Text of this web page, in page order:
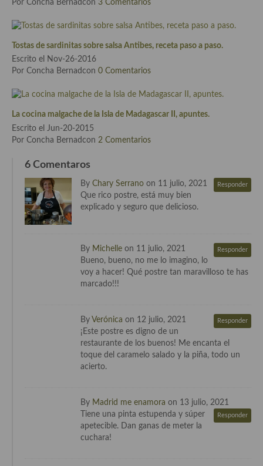
Cocina Catalana
Cocina Extremeña
Cocina Gallega
Cocina Madrileña
Cocina Murciana
Cocina Navarra
Cocina Riojana
Cocina Valenciana
Cocina de la Republica Checa
Cocina de Polonia
Por Concha Bernadcon 3 Comentarios
Tostas de sardinitas sobre salsa Antibes, receta paso a paso.
Escrito el Nov-26-2016
Por Concha Bernadcon 0 Comentarios
La cocina malgache de la Isla de Madagascar II, apuntes.
Escrito el Jun-20-2015
Por Concha Bernadcon 2 Comentarios
6 Comentaros
By Chary Serrano on 11 julio, 2021 Responder
Que rico postre, está muy bien
explicado y seguro que delicioso.
By Michelle on 11 julio, 2021 Responder
Bueno, bueno, no me lo imagino, lo
voy a hacer! Qué postre tan maravilloso te has
marcado!!!
By Verónica on 12 julio, 2021 Responder
¡Este postre es digno de un
restaurante de los buenos! Me encanta el
toque del caramelo salado y la piña, todo un
acierto.
By Madrid me enamora on 13 julio, 2021
Responder
Tiene una pinta estupenda y súper
apetecible. Dan ganas de meter la
cuchara!